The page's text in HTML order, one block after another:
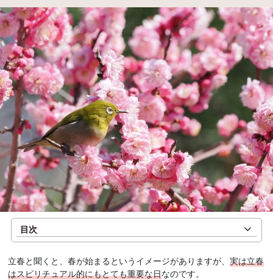
目次
立春と聞くと、春が始まるというイメージがありますが、実は立春
はスピリチュアル的にもとても重要な日なのです。